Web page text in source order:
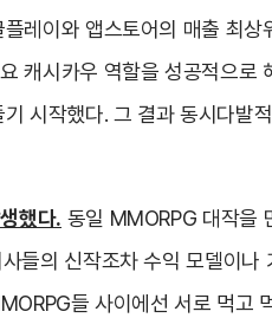
레이와 앱스토어의 매출 최
캐시카우 역할을 성공적으로
시작했다. 그 결과 동시다발
했다. 동일 MMORPG 대작을
들의 신작조차 수익 모델이나
들 사이에선 서로 먹고